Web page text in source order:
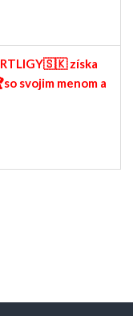
získa
svojim menom a